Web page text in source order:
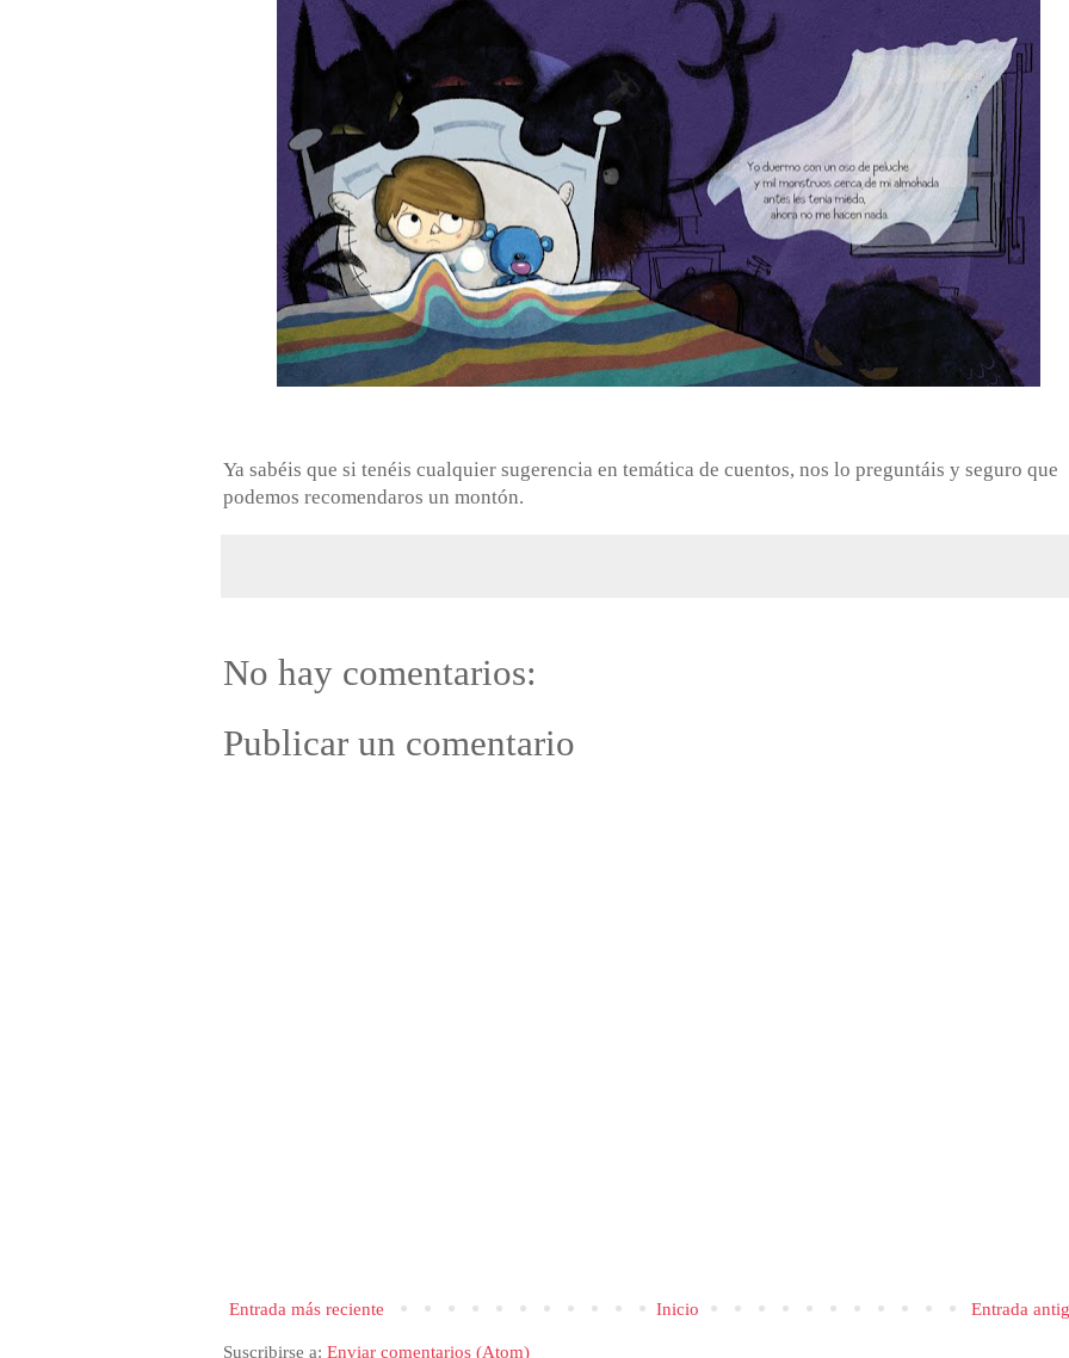
Ya sabéis que si tenéis cualquier sugerencia en temática de cuentos, nos lo preguntáis y seguro que
podemos recomendaros un montón.
No hay comentarios:
Publicar un comentario
Entrada más reciente Entrada
Inicio
Suscribirse a: Enviar comentarios (Atom)